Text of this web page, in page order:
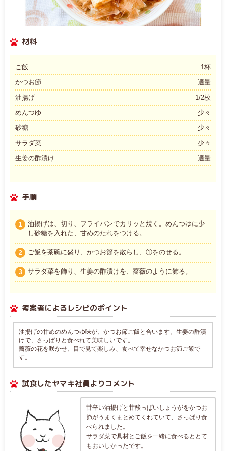
材料
ご飯
1杯
かつお節
適量
油揚げ
1/2枚
めんつゆ
少々
砂糖
少々
サラダ菜
少々
生姜の酢漬け
適量
手順
1
油揚げは、切り、フライパンでカリッと焼く。めんつゆに少
し砂糖を入れた、甘めのたれをつける。
2 ご飯を茶碗に盛り、かつお節を散らし、①をのせる。
3 サラダ菜を飾り、生姜の酢漬けを、薔薇のように飾る。
考案者によるレシピのポイント
油揚げの甘めのめんつゆ味が、かつお節ご飯と合います。生姜の酢漬
けで、さっぱりと食べれて美味しいです。
薔薇の花を咲かせ、目で見て楽しみ、食べて幸せなかつお節ご飯で
す。
試食したヤマキ社員よりコメント
甘辛い油揚げと甘酸っぱいしょうがをかつお
節がうまくまとめてくれていて、さっぱり食
べられました。
サラダ菜で具材とご飯を一緒に食べるととて
もおいしかったです。